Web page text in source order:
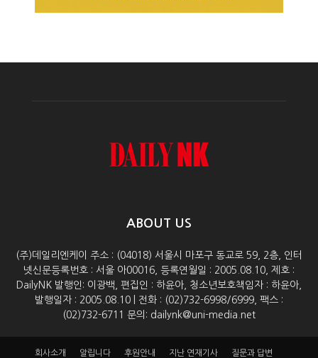
ABOUT US
(주)데일리엔케이 주소 : (04018) 서울시 마포구 동교로 59, 2층, 인터
넷신문등록번호 : 서울 아00016, 등록연월일 : 2005.08.10, 제호 :
DailyNK 발행인: 이광백, 편집인 : 하윤아, 청소년보호책임자 : 하윤아,
발행일자 : 2005.08.10 | 전화 : (02)732-6998/6999, 팩스 :
(02)732-6711 문의: dailynk@uni-media.net
회사소개 알립니다 후원안내 지난 연재기사 질문과 답변